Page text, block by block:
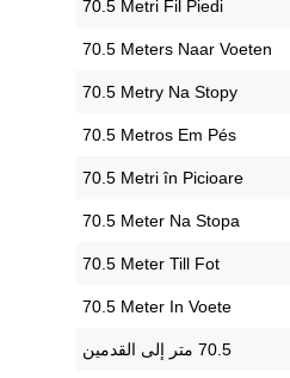
‎70.5 Metri Fil Piedi
‎70.5 Meters Naar Voeten
‎70.5 Metry Na Stopy
‎70.5 Metros Em Pés
‎70.5 Metri în Picioare
‎70.5 Meter Na Stopa
‎70.5 Meter Till Fot
‎70.5 Meter In Voete